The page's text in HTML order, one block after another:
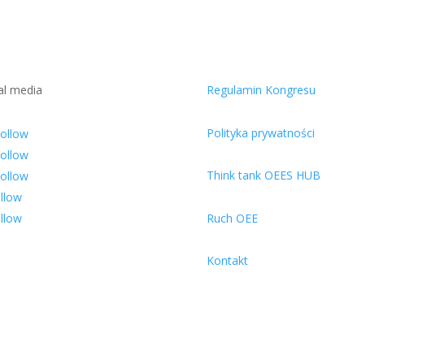
media Regulamin Kongresu
Polityka prywatności
Think tank OEES HUB
Ruch OEE
Kontakt